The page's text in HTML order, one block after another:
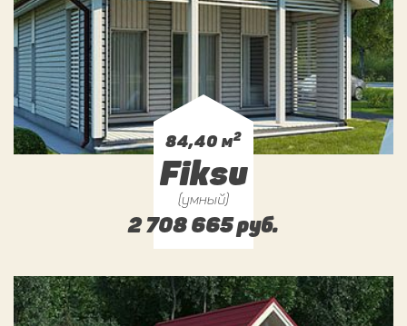
84,40 м2
Fiksu
(умный)
2 708 665 руб.